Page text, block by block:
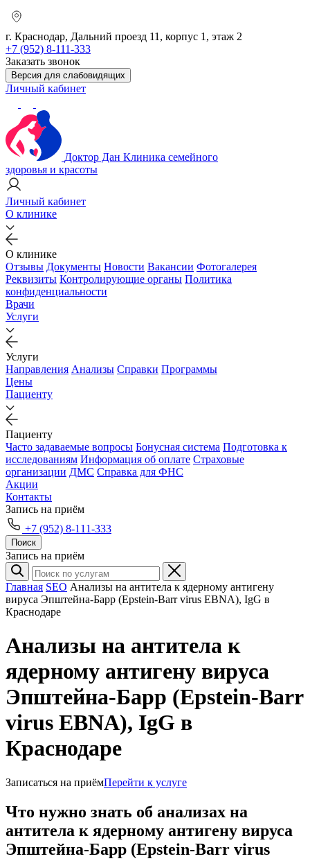
г. Краснодар, Дальний проезд 11, корпус 1, этаж 2
+7 (952) 8-111-333
Заказать звонок
Версия для слабовидящих
Личный кабинет
Доктор Дан Клиника семейного
здоровья и красоты
Личный кабинет
О клинике
О клинике
Отзывы Документы Новости Вакансии Фотогалерея
Реквизиты Контролирующие органы Политика
конфиденциальности
Врачи
Услуги
Услуги
Направления Анализы Справки Программы
Цены
Пациенту
Пациенту
Часто задаваемые вопросы Бонусная система Подготовка к
исследованиям Информация об оплате Страховые
организации ДМС Справка для ФНС
Акции
Контакты
Запись на приём
+7 (952) 8-111-333
Поиск
Запись на приём
Главная SEO Анализы на антитела к ядерному антигену
вируса Эпштейна-Барр (Epstein-Barr virus EBNA), IgG в
Краснодаре
Анализы на антитела к
ядерному антигену вируса
Эпштейна-Барр (Epstein-Barr
virus EBNA), IgG в
Краснодаре
Записаться на приёмПерейти к услуге
Что нужно знать об анализах на
антитела к ядерному антигену вируса
Эпштейна-Барр (Epstein-Barr virus